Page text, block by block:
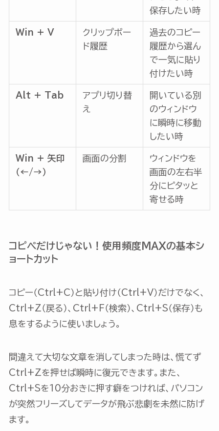
保存したい時
Win + V
クリップボー
ド履歴
過去のコピー
履歴から選ん
で一気に貼り
付けたい時
Alt + Tab
アプリ切り替
え
開いている別
のウィンドウ
に瞬時に移動
したい時
Win + 矢印
（←/→）
画面の分割
ウィンドウを
画面の左右半
分にピタッと
寄せる時
コピペだけじゃない！使用頻度MAXの基本シ
ョートカット
コピー（Ctrl+C）と貼り付け（Ctrl+V）だけでなく、
Ctrl+Z（戻る）、Ctrl+F（検索）、Ctrl+S（保存）も
息をするように使いましょう。
間違えて大切な文章を消してしまった時は、慌てず
Ctrl+Zを押せば瞬時に復元できます。また、
Ctrl+Sを10分おきに押す癖をつければ、パソコン
が突然フリーズしてデータが飛ぶ悲劇を未然に防げ
ます。